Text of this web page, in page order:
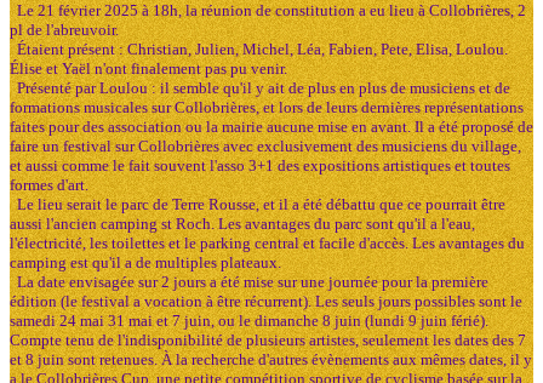
Le 21 février 2025 à 18h, la réunion de constitution a eu lieu à Collobrières, 2
pl de l'abreuvoir.
Étaient présent : Christian, Julien, Michel, Léa, Fabien, Pete, Elisa, Loulou.
Élise et Yaël n'ont finalement pas pu venir.
Présenté par Loulou : il semble qu'il y ait de plus en plus de musiciens et de
formations musicales sur Collobrières, et lors de leurs dernières représentations
faites pour des association ou la mairie aucune mise en avant. Il a été proposé de
faire un festival sur Collobrières avec exclusivement des musiciens du village,
et aussi comme le fait souvent l'asso 3+1 des expositions artistiques et toutes
formes d'art.
Le lieu serait le parc de Terre Rousse, et il a été débattu que ce pourrait être
aussi l'ancien camping st Roch. Les avantages du parc sont qu'il a l'eau,
l'électricité, les toilettes et le parking central et facile d'accès. Les avantages du
camping est qu'il a de multiples plateaux.
La date envisagée sur 2 jours a été mise sur une journée pour la première
édition (le festival a vocation à être récurrent). Les seuls jours possibles sont le
samedi 24 mai 31 mai et 7 juin, ou le dimanche 8 juin (lundi 9 juin férié).
Compte tenu de l'indisponibilité de plusieurs artistes, seulement les dates des 7
et 8 juin sont retenues. À la recherche d'autres évènements aux mêmes dates, il y
a le Collobrières Cup, une petite compétition sportive de cyclisme basée sur la